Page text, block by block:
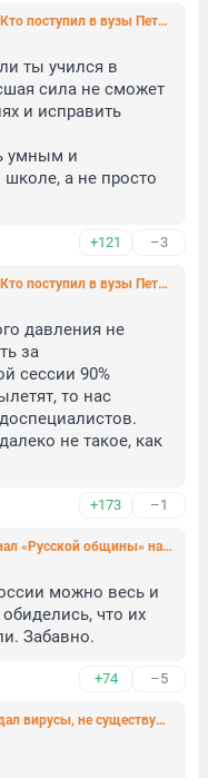
Герои РФ, минимальные баллы и 300+. Кто поступил в вузы Петербурга по квоте для участников СВО
ты учился в
сила не сможет
и исправить
умным и
а не просто
+121 –3
Герои РФ, минимальные баллы и 300+. Кто поступил в вузы Петербурга по квоте для участников СВО
давления не
за
сессии 90%
то нас
не такое, как
+173 –1
«Вот и все…» YouTube заблокировал канал «Русской общины» на 1,22 миллиона подписчиков
можно весь и
что их
Забавно.
+74 –5
Искусственный интеллект впервые создал вирусы, не существующие в природе. Они смогли уничтожить кишечную палочку